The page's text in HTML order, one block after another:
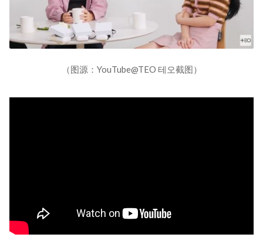
（图源：YouTube@TEO 테오截图）